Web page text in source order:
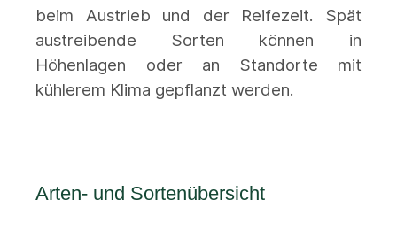
beim Austrieb und der Reifezeit. Spät
austreibende Sorten können in
Höhenlagen oder an Standorte mit
kühlerem Klima gepflanzt werden.
Arten- und Sortenübersicht